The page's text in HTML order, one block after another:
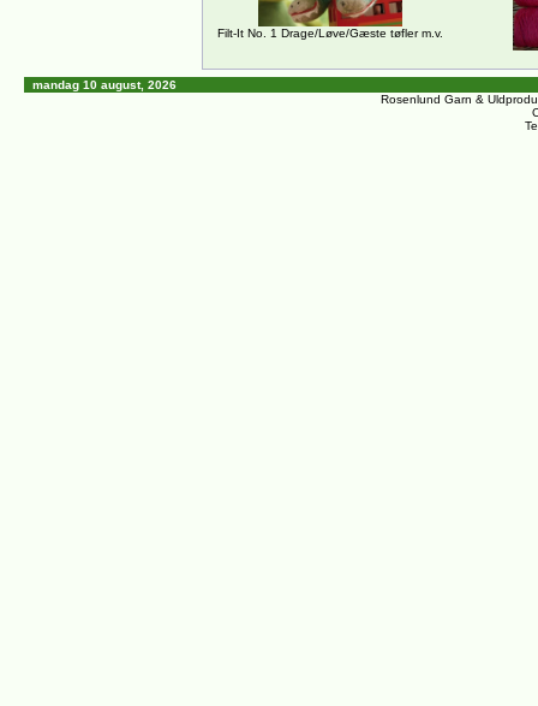
Filt-It No. 1 Drage/Løve/Gæste tøfler m.v.
mandag 10 august, 2026
Rosenlund Garn &